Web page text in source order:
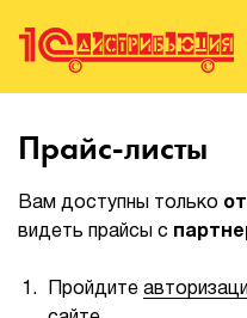
Поиск
Прайс-листы
Вам доступны только
видеть прайсы с
Пройдите